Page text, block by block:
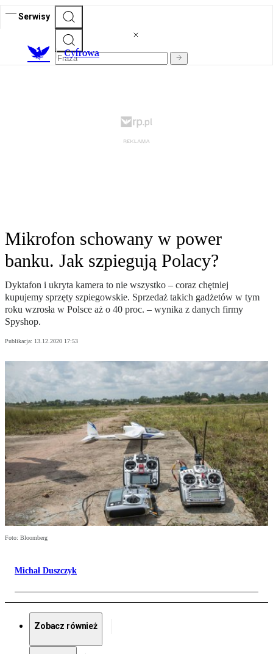
Serwisy
Cyfrowa
Mikrofon schowany w power
banku. Jak szpiegują Polacy?
Dyktafon i ukryta kamera to nie wszystko – coraz chętniej
kupujemy sprzęty szpiegowskie. Sprzedaż takich gadżetów w tym
roku wzrosła w Polsce aż o 40 proc. – wynika z danych firmy
Spyshop.
Publikacja: 13.12.2020 17:53
Foto: Bloomberg
Michał Duszczyk
Zobacz również